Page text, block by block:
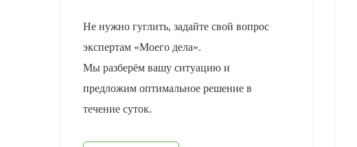
Не нужно гуглить, задайте свой вопрос
экспертам «Моего дела».
Мы разберём вашу ситуацию и
предложим оптимальное решение в
течение суток.